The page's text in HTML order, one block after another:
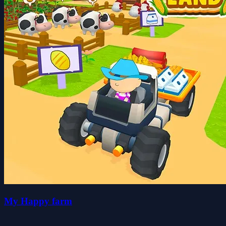
My Happy farm